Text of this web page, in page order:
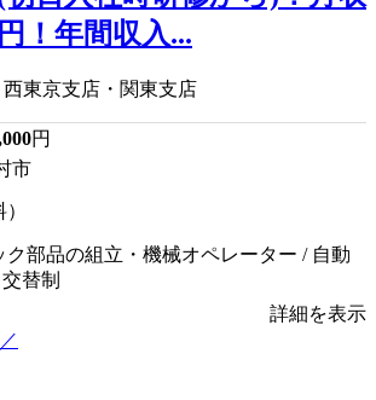
！年間収入...
東京支店・関東支店
円
市
ク部品の組立・機械オペレーター / 自動
替制
詳細を表示